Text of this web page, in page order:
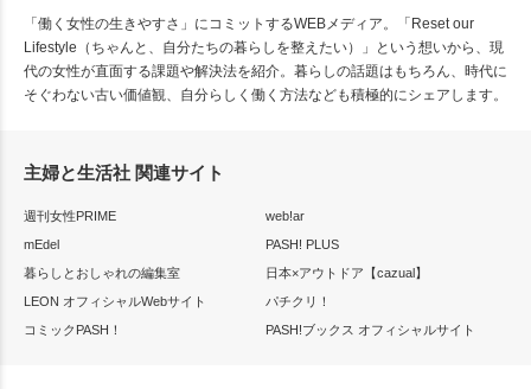
「働く女性の生きやすさ」にコミットするWEBメディア。「Reset our
Lifestyle（ちゃんと、自分たちの暮らしを整えたい）」という想いから、現
代の女性が直面する課題や解決法を紹介。暮らしの話題はもちろん、時代に
そぐわない古い価値観、自分らしく働く方法なども積極的にシェアします。
主婦と生活社 関連サイト
週刊女性PRIME
web!ar
mEdel
PASH! PLUS
暮らしとおしゃれの編集室
日本×アウトドア【cazual】
LEON オフィシャルWebサイト
パチクリ！
コミックPASH！
PASH!ブックス オフィシャルサイト